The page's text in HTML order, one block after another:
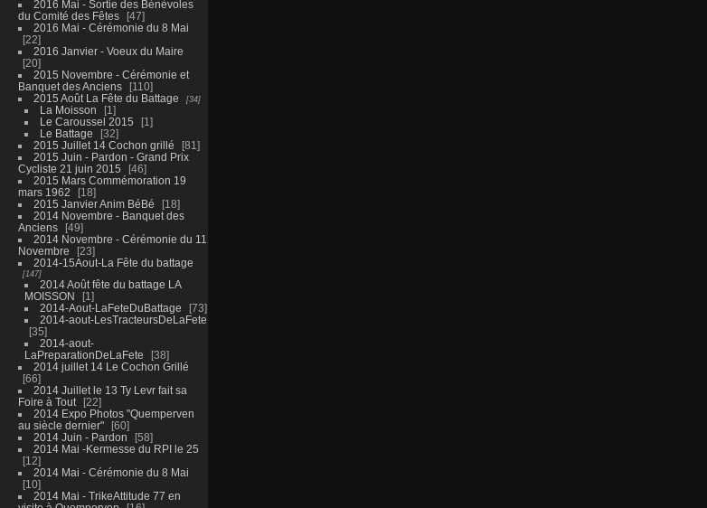
2016 Mai - Sortie des Bénévoles
du Comité des Fêtes
47
2016 Mai - Cérémonie du 8 Mai
22
2016 Janvier - Voeux du Maire
20
2015 Novembre - Cérémonie et
Banquet des Anciens
110
2015 Août La Fête du Battage
34
La Moisson
1
Le Caroussel 2015
1
Le Battage
32
2015 Juillet 14 Cochon grillé
81
2015 Juin - Pardon - Grand Prix
Cycliste 21 juin 2015
46
2015 Mars Commémoration 19
mars 1962
18
2015 Janvier Anim BéBé
18
2014 Novembre - Banquet des
Anciens
49
2014 Novembre - Cérémonie du 11
Novembre
23
2014-15Aout-La Fête du battage
147
2014 Août fête du battage LA
MOISSON
1
2014-Aout-LaFeteDuBattage
73
2014-aout-LesTracteursDeLaFete
35
2014-aout-
LaPreparationDeLaFete
38
2014 juillet 14 Le Cochon Grillé
66
2014 Juillet le 13 Ty Levr fait sa
Foire à Tout
22
2014 Expo Photos "Quemperven
au siècle dernier"
60
2014 Juin - Pardon
58
2014 Mai -Kermesse du RPI le 25
12
2014 Mai - Cérémonie du 8 Mai
10
2014 Mai - TrikeAttitude 77 en